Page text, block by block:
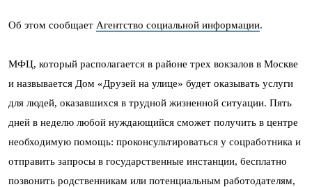
Об этом сообщает Агентство социальной информации.
МФЦ, который располагается в районе трех вокзалов в Москве
и назвывается Дом «Друзей на улице» будет оказывать услуги
для людей, оказавшихся в трудной жизненной ситуации. Пять
дней в неделю любой нуждающийся сможет получить в центре
необходимую помощь: проконсультироваться у соцработника и
отправить запросы в государственные инстанции, бесплатно
позвонить родственникам или потенциальным работодателям,